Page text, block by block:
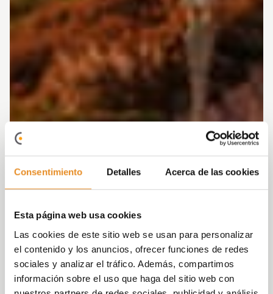
Consentimiento Detalles Acerca de las cookies
Esta página web usa cookies
Las cookies de este sitio web se usan para personalizar
el contenido y los anuncios, ofrecer funciones de redes
sociales y analizar el tráfico. Además, compartimos
información sobre el uso que haga del sitio web con